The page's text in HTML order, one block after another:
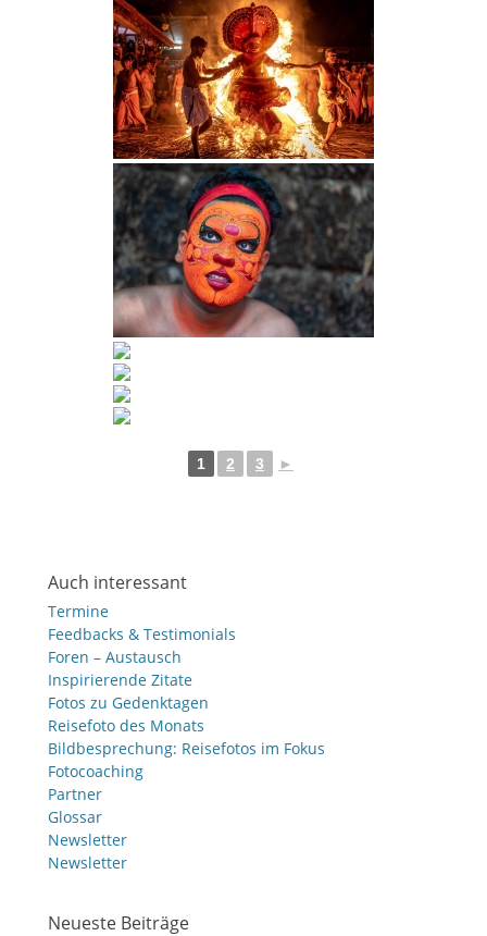
1 2 3 ►
Auch interessant
Termine
Feedbacks & Testimonials
Foren – Austausch
Inspirierende Zitate
Fotos zu Gedenktagen
Reisefoto des Monats
Bildbesprechung: Reisefotos im Fokus
Fotocoaching
Partner
Glossar
Newsletter
Newsletter
Neueste Beiträge